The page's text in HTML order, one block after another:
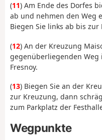
(11) Am Ende des Dorfes
ab und nehmen den Weg
Biegen Sie links ab bis zur
(12) An der Kreuzung
gegenüberliegenden Weg
Fresnoy.
(13) Biegen Sie an der
zur Kreuzung, dann
zum Parkplatz der
Wegpunkte